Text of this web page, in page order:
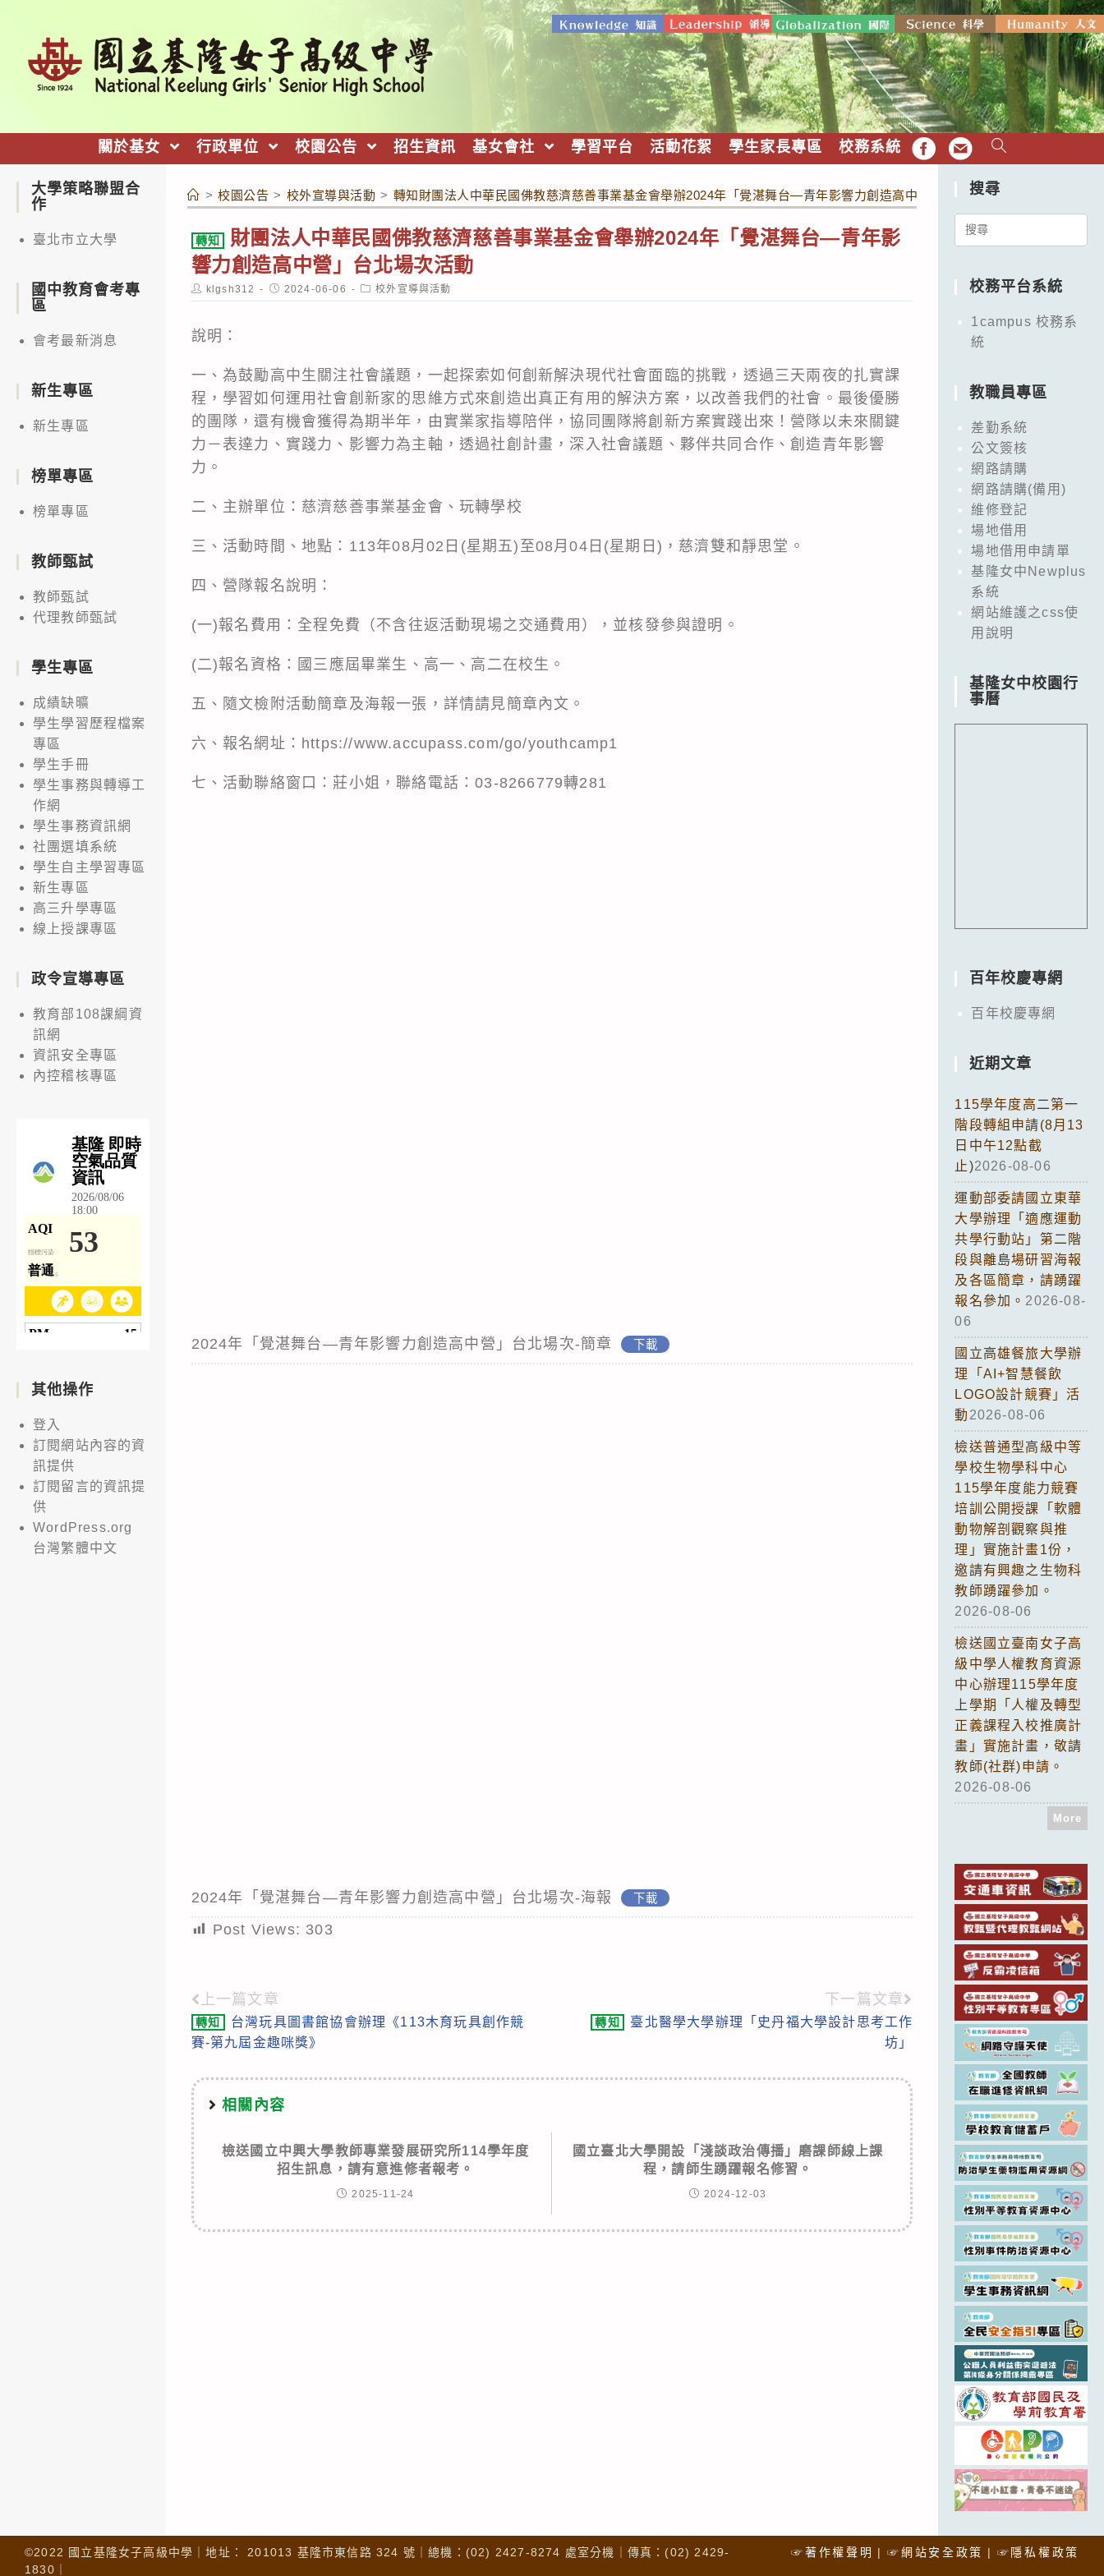
關於基女 行政單位 校園公告 招生資訊 基女會社 學習平台 活動花絮 學生家長專區 校務系統 FB EMAIL
> 校園公告 > 校外宣導與活動 > 轉知財團法人中華民國佛教慈濟慈善事業基金會舉辦2024年「覺湛舞台—青年影響力創造高中營」台北場次活動
轉知
財團法人中華民國佛教慈濟慈善事業基金會舉辦2024年「覺湛舞台—青年影
響力創造高中營」台北場次活動
Post
author:
klgsh312
Post
published:
2024-06-06
Post
category:
校外宣導與活動
說明：
一、為鼓勵高中生關注社會議題，一起探索如何創新解決現代社會面臨的挑戰，透過三天兩夜的扎實課
程，學習如何運用社會創新家的思維方式來創造出真正有用的解決方案，以改善我們的社會。最後優勝
的團隊，還有機會獲得為期半年，由實業家指導陪伴，協同團隊將創新方案實踐出來！營隊以未來關鍵
力－表達力、實踐力、影響力為主軸，透過社創計畫，深入社會議題、夥伴共同合作、創造青年影響
力。
二、主辦單位：慈濟慈善事業基金會、玩轉學校
三、活動時間、地點：113年08月02日(星期五)至08月04日(星期日)，慈濟雙和靜思堂。
四、營隊報名說明：
(一)報名費用：全程免費（不含往返活動現場之交通費用），並核發參與證明。
(二)報名資格：國三應屆畢業生、高一、高二在校生。
五、隨文檢附活動簡章及海報一張，詳情請見簡章內文。
六、報名網址：https://www.accupass.com/go/youthcamp1
七、活動聯絡窗口：莊小姐，聯絡電話：03-8266779轉281
2024年「覺湛舞台—青年影響力創造高中營」台北場次-簡章 下載
2024年「覺湛舞台—青年影響力創造高中營」台北場次-海報 下載
Post Views: 303
Read
more
上一篇文章
轉知
台灣玩具圖書館協會辦理《113木育玩具創作競
賽-第九屆金趣咪獎》
下一篇文章
轉知
臺北醫學大學辦理「史丹福大學設計思考工作
坊」
相關內容
檢送國立中興大學教師專業發展研究所114學年度
招生訊息，請有意進修者報考。
2025-11-24
國立臺北大學開設「淺談政治傳播」磨課師線上課
程，請師生踴躍報名修習。
2024-12-03
大學策略聯盟合
作
臺北市立大學
國中教育會考專
區
會考最新消息
新生專區
新生專區
榜單專區
榜單專區
教師甄試
教師甄試
代理教師甄試
學生專區
成績缺曠
學生學習歷程檔案
專區
學生手冊
學生事務與轉導工
作網
學生事務資訊網
社團選填系統
學生自主學習專區
新生專區
高三升學專區
線上授課專區
政令宣導專區
教育部108課綱資
訊網
資訊安全專區
內控稽核專區
其他操作
登入
訂閱網站內容的資
訊提供
訂閱留言的資訊提
供
WordPress.org
台灣繁體中文
搜尋
Search
校務平台系統
1campus 校務系
統
教職員專區
差勤系統
公文簽核
網路請購
網路請購(備用)
維修登記
場地借用
場地借用申請單
基隆女中Newplus
系統
網站維護之css使
用說明
基隆女中校園行
事曆
百年校慶專網
百年校慶專網
近期文章
115學年度高二第一
階段轉組申請(8月13
日中午12點截
止)2026-08-06
運動部委請國立東華
大學辦理「適應運動
共學行動站」第二階
段與離島場研習海報
及各區簡章，請踴躍
報名參加。 2026-08-
06
國立高雄餐旅大學辦
理「AI+智慧餐飲
LOGO設計競賽」活
動 2026-08-06
檢送普通型高級中等
學校生物學科中心
115學年度能力競賽
培訓公開授課「軟體
動物解剖觀察與推
理」實施計畫1份，
邀請有興趣之生物科
教師踴躍參加。
2026-08-06
檢送國立臺南女子高
級中學人權教育資源
中心辦理115學年度
上學期「人權及轉型
正義課程入校推廣計
畫」實施計畫，敬請
教師(社群)申請。
2026-08-06
More
☞著作權聲明 ☞網站安全政策 ☞隱私權政策
©2022 國立基隆女子高級中學｜地址： 201013 基隆市東信路 324 號｜總機：(02) 2427-8274 處室分機｜傳真：(02) 2429-
1830｜